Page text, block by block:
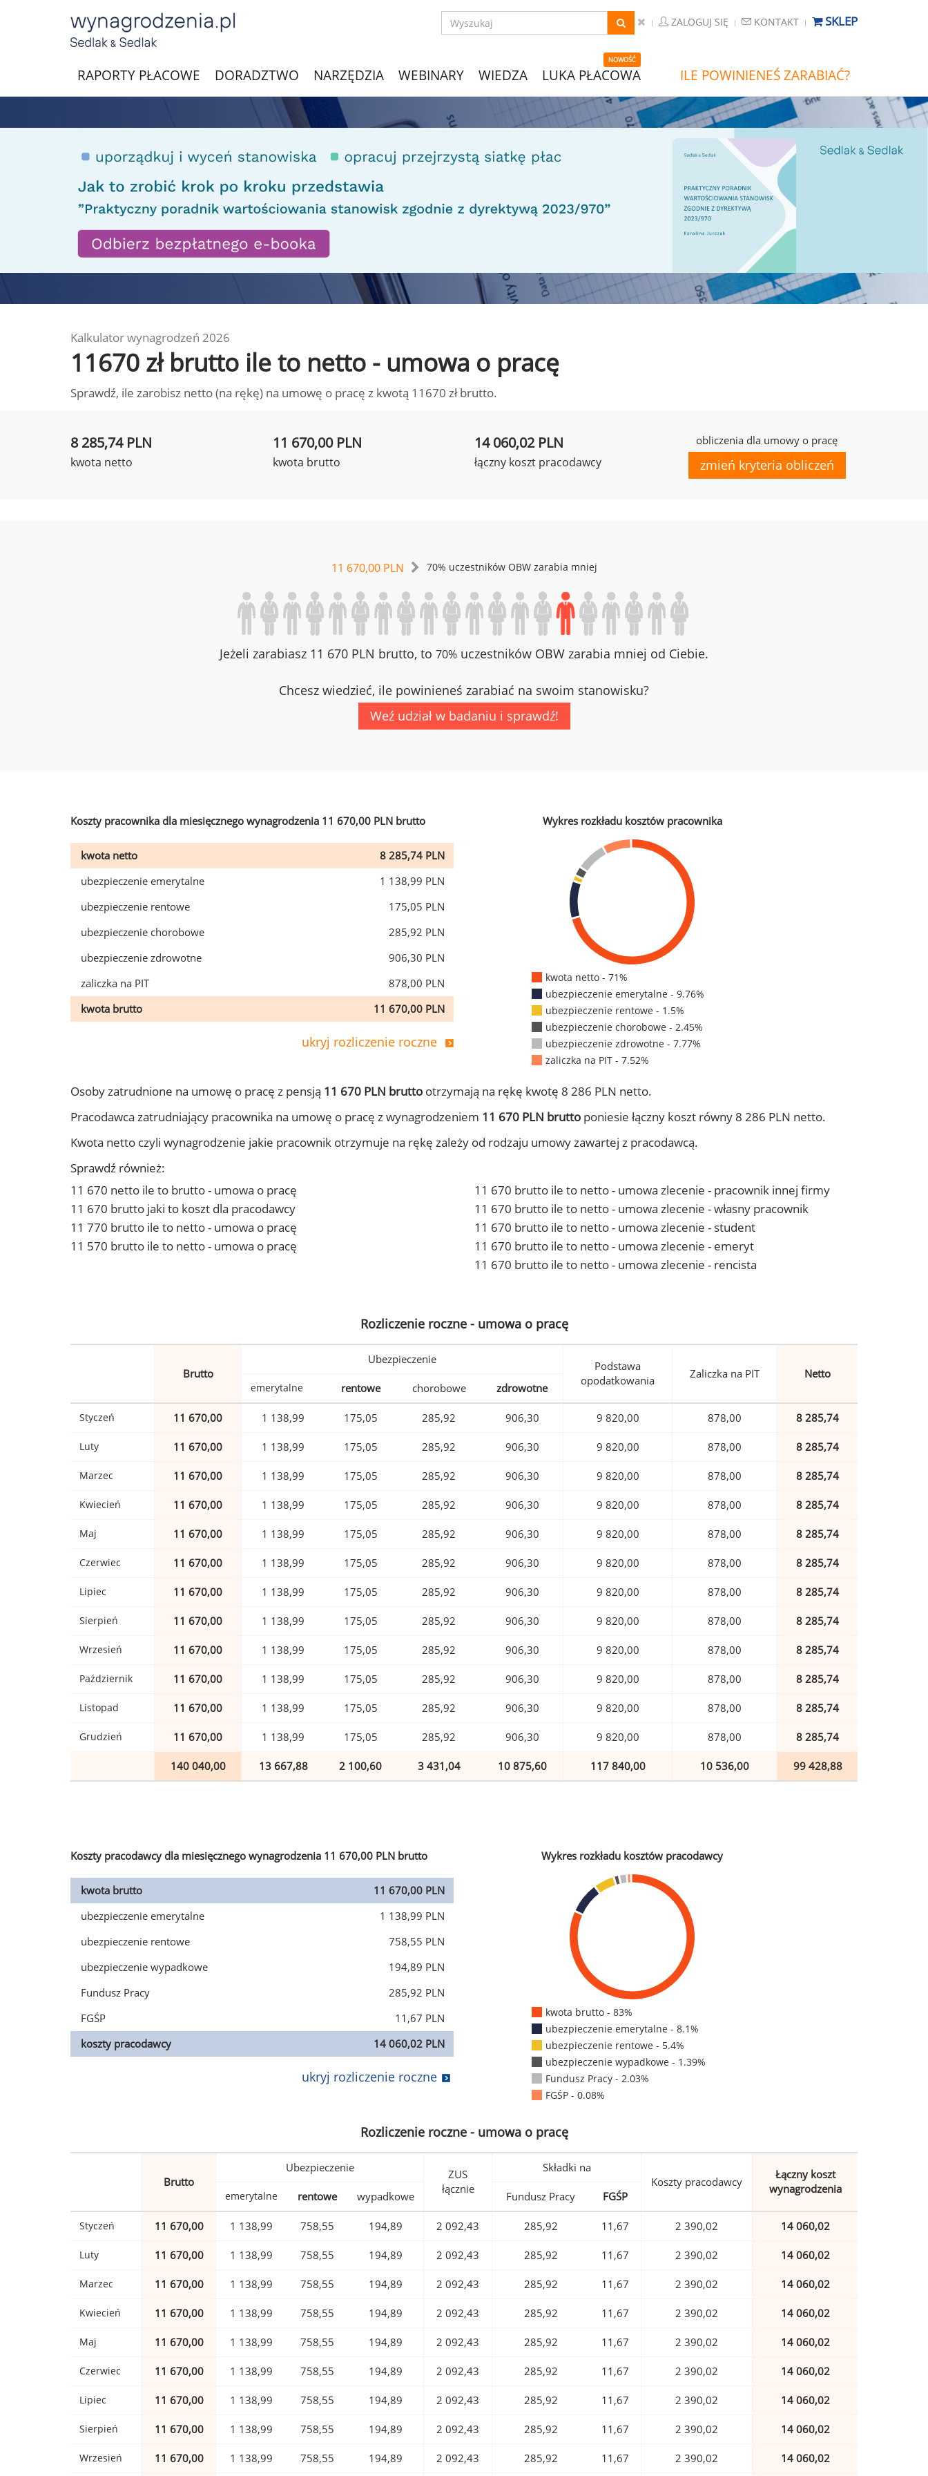
ZALOGUJ SIĘ KONTAKT SKLEP
RAPORTY PŁACOWE DORADZTWO NARZĘDZIA WEBINARY WIEDZA
NOWOŚĆ
LUKA PŁACOWA ILE POWINIENEŚ ZARABIAĆ?
Kalkulator wynagrodzeń 2026
11670 zł brutto ile to netto - umowa o pracę
Sprawdź, ile zarobisz netto (na rękę) na umowę o pracę z kwotą 11670 zł brutto.
8 285,74 PLN
kwota netto
11 670,00 PLN
kwota brutto
14 060,02 PLN
łączny koszt pracodawcy
obliczenia dla umowy o pracę
zmień kryteria obliczeń
11 670,00 PLN 70% uczestników OBW zarabia mniej
Jeżeli zarabiasz 11 670 PLN brutto, to 70% uczestników OBW zarabia mniej od Ciebie.
Chcesz wiedzieć, ile powinieneś zarabiać na swoim stanowisku?
Weź udział w badaniu i sprawdź!
Koszty pracownika dla miesięcznego wynagrodzenia 11 670,00 PLN brutto
kwota netto
8 285,74 PLN
ubezpieczenie emerytalne
1 138,99 PLN
ubezpieczenie rentowe
175,05 PLN
ubezpieczenie chorobowe
285,92 PLN
ubezpieczenie zdrowotne
906,30 PLN
zaliczka na PIT
878,00 PLN
kwota brutto
11 670,00 PLN
ukryj rozliczenie roczne
Wykres rozkładu kosztów pracownika
kwota netto - 71%
ubezpieczenie emerytalne - 9.76%
ubezpieczenie rentowe - 1.5%
ubezpieczenie chorobowe - 2.45%
ubezpieczenie zdrowotne - 7.77%
zaliczka na PIT - 7.52%
Osoby zatrudnione na umowę o pracę z pensją 11 670 PLN brutto otrzymają na rękę kwotę 8 286 PLN netto.
Pracodawca zatrudniający pracownika na umowę o pracę z wynagrodzeniem 11 670 PLN brutto poniesie łączny koszt równy 8 286 PLN netto.
Kwota netto czyli wynagrodzenie jakie pracownik otrzymuje na rękę zależy od rodzaju umowy zawartej z pracodawcą.
Sprawdź również:
11 670 netto ile to brutto - umowa o pracę
11 670 brutto jaki to koszt dla pracodawcy
11 770 brutto ile to netto - umowa o pracę
11 570 brutto ile to netto - umowa o pracę
11 670 brutto ile to netto - umowa zlecenie - pracownik innej firmy
11 670 brutto ile to netto - umowa zlecenie - własny pracownik
11 670 brutto ile to netto - umowa zlecenie - student
11 670 brutto ile to netto - umowa zlecenie - emeryt
11 670 brutto ile to netto - umowa zlecenie - rencista
Rozliczenie roczne - umowa o pracę
Brutto
Ubezpieczenie
Podstawa
opodatkowania
Zaliczka na PIT Netto
emerytalne rentowe chorobowe zdrowotne
Styczeń 11 670,00 1 138,99 175,05 285,92 906,30 9 820,00 878,00 8 285,74
Luty 11 670,00 1 138,99 175,05 285,92 906,30 9 820,00 878,00 8 285,74
Marzec 11 670,00 1 138,99 175,05 285,92 906,30 9 820,00 878,00 8 285,74
Kwiecień 11 670,00 1 138,99 175,05 285,92 906,30 9 820,00 878,00 8 285,74
Maj 11 670,00 1 138,99 175,05 285,92 906,30 9 820,00 878,00 8 285,74
Czerwiec 11 670,00 1 138,99 175,05 285,92 906,30 9 820,00 878,00 8 285,74
Lipiec 11 670,00 1 138,99 175,05 285,92 906,30 9 820,00 878,00 8 285,74
Sierpień 11 670,00 1 138,99 175,05 285,92 906,30 9 820,00 878,00 8 285,74
Wrzesień 11 670,00 1 138,99 175,05 285,92 906,30 9 820,00 878,00 8 285,74
Październik 11 670,00 1 138,99 175,05 285,92 906,30 9 820,00 878,00 8 285,74
Listopad 11 670,00 1 138,99 175,05 285,92 906,30 9 820,00 878,00 8 285,74
Grudzień 11 670,00 1 138,99 175,05 285,92 906,30 9 820,00 878,00 8 285,74
140 040,00 13 667,88 2 100,60 3 431,04 10 875,60 117 840,00 10 536,00 99 428,88
Koszty pracodawcy dla miesięcznego wynagrodzenia 11 670,00 PLN brutto
kwota brutto
11 670,00 PLN
ubezpieczenie emerytalne
1 138,99 PLN
ubezpieczenie rentowe
758,55 PLN
ubezpieczenie wypadkowe
194,89 PLN
Fundusz Pracy
285,92 PLN
FGŚP
11,67 PLN
koszty pracodawcy
14 060,02 PLN
ukryj rozliczenie roczne
Wykres rozkładu kosztów pracodawcy
kwota brutto - 83%
ubezpieczenie emerytalne - 8.1%
ubezpieczenie rentowe - 5.4%
ubezpieczenie wypadkowe - 1.39%
Fundusz Pracy - 2.03%
FGŚP - 0.08%
Rozliczenie roczne - umowa o pracę
Brutto
Ubezpieczenie
ZUS
łącznie
Składki na
Koszty pracodawcy
Łączny koszt
wynagrodzenia
emerytalne rentowe wypadkowe Fundusz Pracy FGŚP
Styczeń 11 670,00 1 138,99 758,55 194,89 2 092,43 285,92 11,67 2 390,02 14 060,02
Luty 11 670,00 1 138,99 758,55 194,89 2 092,43 285,92 11,67 2 390,02 14 060,02
Marzec 11 670,00 1 138,99 758,55 194,89 2 092,43 285,92 11,67 2 390,02 14 060,02
Kwiecień 11 670,00 1 138,99 758,55 194,89 2 092,43 285,92 11,67 2 390,02 14 060,02
Maj 11 670,00 1 138,99 758,55 194,89 2 092,43 285,92 11,67 2 390,02 14 060,02
Czerwiec 11 670,00 1 138,99 758,55 194,89 2 092,43 285,92 11,67 2 390,02 14 060,02
Lipiec 11 670,00 1 138,99 758,55 194,89 2 092,43 285,92 11,67 2 390,02 14 060,02
Sierpień 11 670,00 1 138,99 758,55 194,89 2 092,43 285,92 11,67 2 390,02 14 060,02
Wrzesień 11 670,00 1 138,99 758,55 194,89 2 092,43 285,92 11,67 2 390,02 14 060,02